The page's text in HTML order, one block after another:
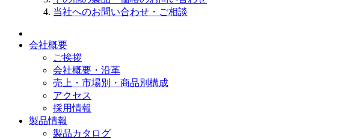
当社へのお問い合わせ・ご相談
会社概要
ご挨拶
会社概要・沿革
売上・市場別・商品別構成
アクセス
採用情報
製品情報
製品カタログ